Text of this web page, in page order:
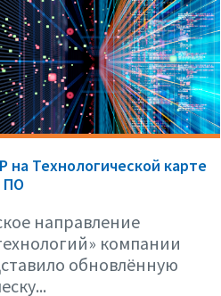
Технологической карте
ПО
направление
компании
обновлённую